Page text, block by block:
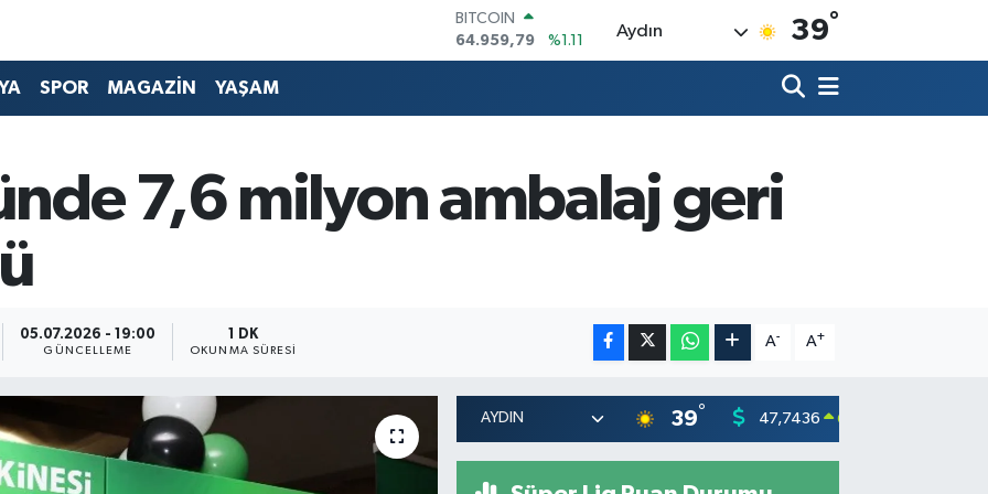
DOLAR
47,7436
%0.18
EURO
%0.03
BİST100
13.779
%-14
Aydın 39°
SPOR MAGAZİN YAŞAM
7,6 milyon ambalaj geri
05.07.2026 - 19:00
GÜNCELLEME
1 DK
OKUNMA SÜRESI
A- A+
39° 47,7436 0.18